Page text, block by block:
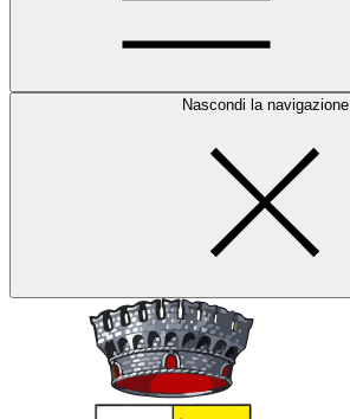
Nascondi la navigazione